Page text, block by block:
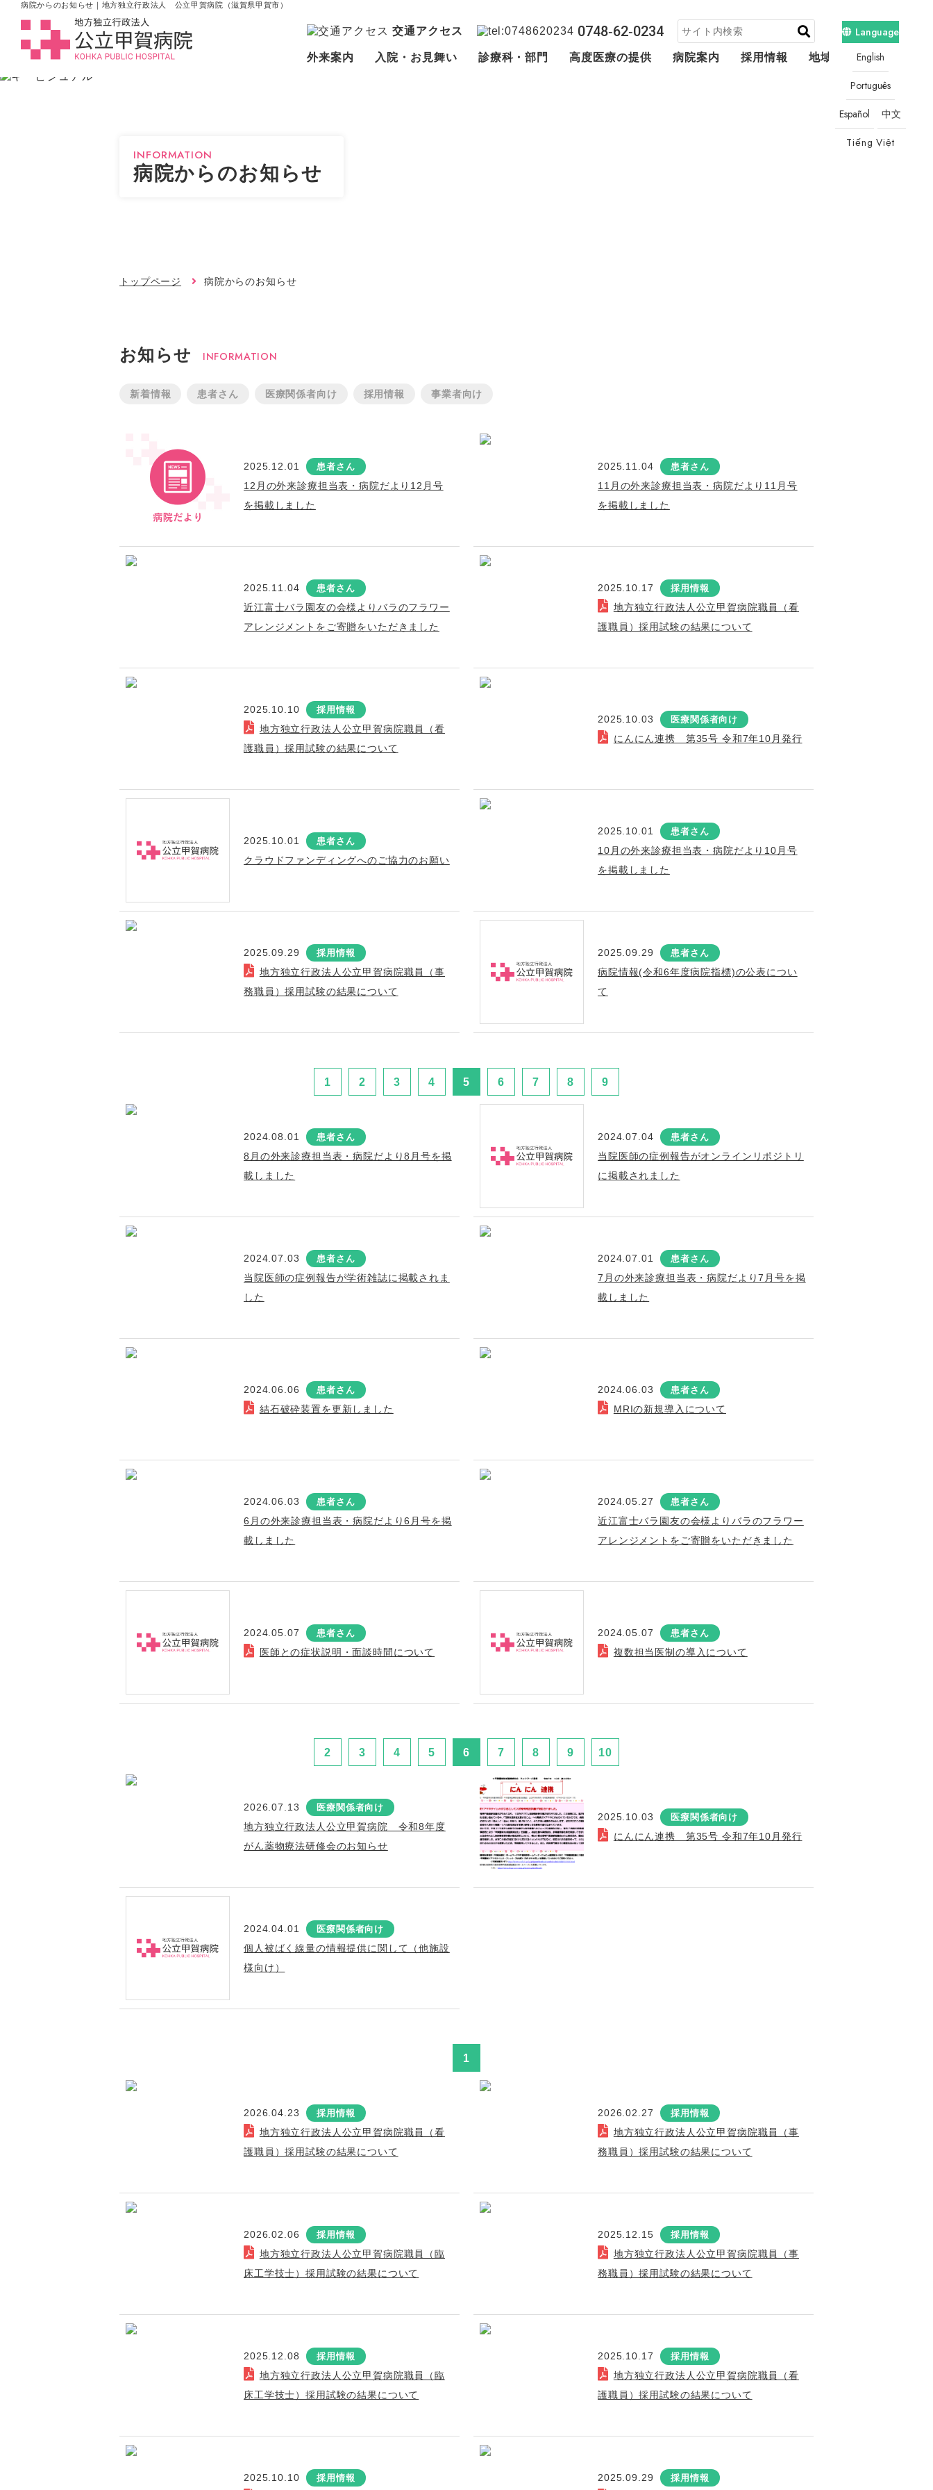
病院からのお知らせ｜地方独立行政法人 公立甲賀病院（滋賀県甲賀市）
交通アクセス 0748‐62‐0234
Language
English
Português
Español 中文
Tiếng Việt
外来案内 入院・お見舞い 診療科・部門 高度医療の提供 病院案内 採用情報 地域連携・相談
INFORMATION
病院からのお知らせ
トップページ 病院からのお知らせ
お知らせ INFORMATION
新着情報 患者さん 医療関係者向け 採用情報 事業者向け
2025.12.01 患者さん
12月の外来診療担当表・病院だより12月号
を掲載しました
2025.11.04 患者さん
11月の外来診療担当表・病院だより11月号
を掲載しました
2025.11.04 患者さん
近江富士バラ園友の会様よりバラのフラワー
アレンジメントをご寄贈をいただきました
2025.10.17 採用情報
地方独立行政法人公立甲賀病院職員（看
護職員）採用試験の結果について
2025.10.10 採用情報
地方独立行政法人公立甲賀病院職員（看
護職員）採用試験の結果について
2025.10.03 医療関係者向け
にんにん連携 第35号 令和7年10月発行
2025.10.01 患者さん
クラウドファンディングへのご協力のお願い
2025.10.01 患者さん
10月の外来診療担当表・病院だより10月号
を掲載しました
2025.09.29 採用情報
地方独立行政法人公立甲賀病院職員（事
務職員）採用試験の結果について
2025.09.29 患者さん
病院情報(令和6年度病院指標)の公表につい
て
1 2 3 4 5 6 7 8 9
2024.08.01 患者さん
8月の外来診療担当表・病院だより8月号を掲
載しました
2024.07.04 患者さん
当院医師の症例報告がオンラインリポジトリ
に掲載されました
2024.07.03 患者さん
当院医師の症例報告が学術雑誌に掲載されま
した
2024.07.01 患者さん
7月の外来診療担当表・病院だより7月号を掲
載しました
2024.06.06 患者さん
結石破砕装置を更新しました
2024.06.03 患者さん
MRIの新規導入について
2024.06.03 患者さん
6月の外来診療担当表・病院だより6月号を掲
載しました
2024.05.27 患者さん
近江富士バラ園友の会様よりバラのフラワー
アレンジメントをご寄贈をいただきました
2024.05.07 患者さん
医師との症状説明・面談時間について
2024.05.07 患者さん
複数担当医制の導入について
2 3 4 5 6 7 8 9 10
2026.07.13 医療関係者向け
地方独立行政法人公立甲賀病院 令和8年度
がん薬物療法研修会のお知らせ
2025.10.03 医療関係者向け
にんにん連携 第35号 令和7年10月発行
2024.04.01 医療関係者向け
個人被ばく線量の情報提供に関して（他施設
様向け）
1
2026.04.23 採用情報
地方独立行政法人公立甲賀病院職員（看
護職員）採用試験の結果について
2026.02.27 採用情報
地方独立行政法人公立甲賀病院職員（事
務職員）採用試験の結果について
2026.02.06 採用情報
地方独立行政法人公立甲賀病院職員（臨
床工学技士）採用試験の結果について
2025.12.15 採用情報
地方独立行政法人公立甲賀病院職員（事
務職員）採用試験の結果について
2025.12.08 採用情報
地方独立行政法人公立甲賀病院職員（臨
床工学技士）採用試験の結果について
2025.10.17 採用情報
地方独立行政法人公立甲賀病院職員（看
護職員）採用試験の結果について
2025.10.10 採用情報 2025.09.29 採用情報